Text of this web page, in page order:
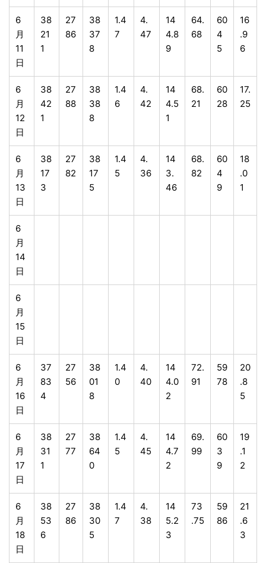
6
月
11
日
38
21
1
27
86
38
37
8
1.4
7
4.
47
14
4.8
9
64.
68
60
4
5
16
.9
6
6
月
12
日
38
42
1
27
88
38
38
8
1.4
6
4.
42
14
4.5
1
68.
21
60
28
17.
25
6
月
13
日
38
17
3
27
82
38
17
5
1.4
5
4.
36
14
3.
46
68.
82
60
4
9
18
.0
1
6
月
14
日
6
月
15
日
6
月
16
日
37
83
4
27
56
38
01
8
1.4
0
4.
40
14
4.0
2
72.
91
59
78
20
.8
5
6
月
17
日
38
31
1
27
77
38
64
0
1.4
5
4.
45
14
4.7
2
69.
99
60
3
9
19
.1
2
6
月
18
日
38
53
6
27
86
38
30
5
1.4
7
4.
38
14
5.2
3
73
.75
59
86
21
.6
3